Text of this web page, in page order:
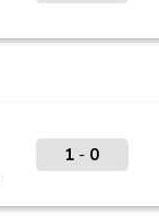
1 - 0